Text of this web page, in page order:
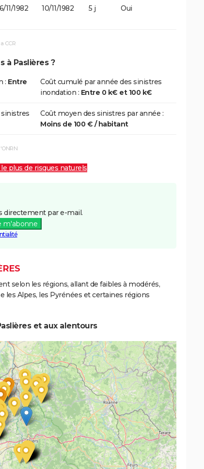
11/1982 10/11/1982 5 j Oui
CCR
à Paslières ?
: Entre
Coût cumulé par année des sinistres
inondation : Entre 0 k€ et 100 k€
Coût moyen des sinistres par année :
Moins de 100 € / habitant
plus de risques naturels
directement par e-mail.
m'abonne
selon les régions, allant de faibles à modérés,
les Alpes, les Pyrénées et certaines régions
et aux alentours